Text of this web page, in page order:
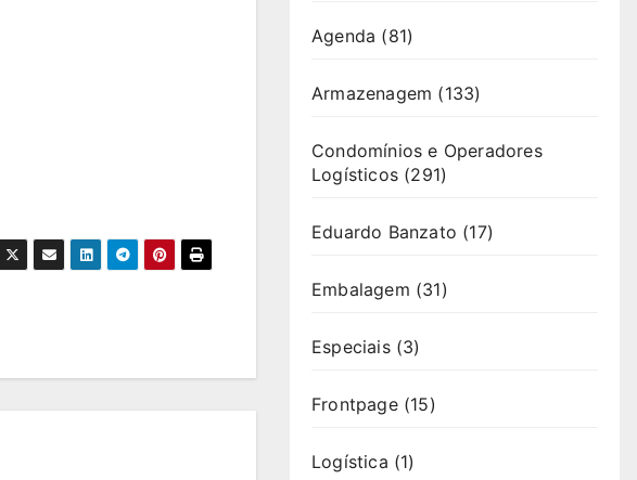
Agenda (81)
Armazenagem (133)
Condomínios e Operadores
Logísticos (291)
Eduardo Banzato (17)
Embalagem (31)
Especiais(3)
Frontpage(15)
Logística (1)